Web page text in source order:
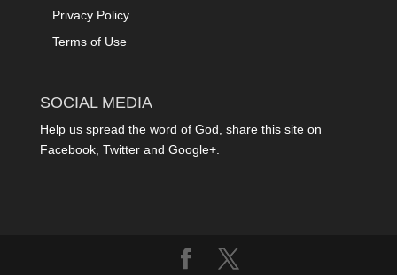
Privacy Policy
Terms of Use
SOCIAL MEDIA
Help us spread the word of God, share this site on
Facebook, Twitter and Google+.